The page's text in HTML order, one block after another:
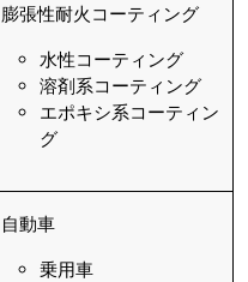
膨張性耐火コーティング
水性コーティング
溶剤系コーティング
エポキシ系コーティン
グ
自動車
乗用車